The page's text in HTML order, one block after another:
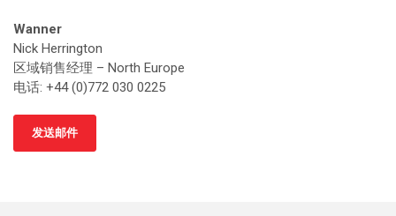
Wanner
Nick Herrington
区域销售经理 – North Europe
电话: +44 (0)772 030 0225
发送邮件